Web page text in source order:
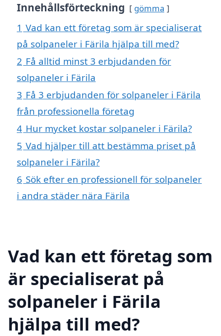
Innehållsförteckning gömma
1 Vad kan ett företag som är specialiserat
på solpaneler i Färila hjälpa till med?
2 Få alltid minst 3 erbjudanden för
solpaneler i Färila
3 Få 3 erbjudanden för solpaneler i Färila
från professionella företag
4 Hur mycket kostar solpaneler i Färila?
5 Vad hjälper till att bestämma priset på
solpaneler i Färila?
6 Sök efter en professionell för solpaneler
i andra städer nära Färila
Vad kan ett företag som
är specialiserat på
solpaneler i Färila
hjälpa till med?